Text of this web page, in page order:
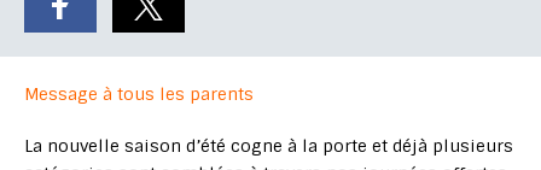
Message à tous les parents
La nouvelle saison d’été cogne à la porte et déjà plusieurs